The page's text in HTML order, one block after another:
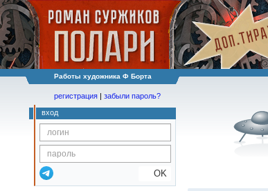
Работы художника Ф Борта
регистрация | забыли пароль?
вход
OK